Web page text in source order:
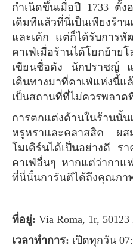
กำเนิดขึ้นเมื่อปี 1733 ตั้
เดิมทีแล้วที่นี่เป็นเพียงร้า
และเค้ก แต่ก็ได้รับการพั
คาเฟ่เมื่อร้านได้โยกย้าย
เขียนชื่อดัง นักปราชญ์ แ
เดินทางมาที่คาเฟ่แห่งนี้
เป็นสถานที่ที่ไม่ควรพลาด
การตกแต่งด้านในร้านนั้นเน้นเอาบรรยากาศความ
หรูหราและคลาสสิค ผส
โมเดิร์นได้เป็นอย่างดี ร
คาเฟ่อื่นๆ หากแต่ว่ากา
ที่นี่นั้นการันตีได้ถึงคุณภา
ที่อยู่: Via Roma, 1r, 50123
เวลาทำการ: เปิดทุกวัน